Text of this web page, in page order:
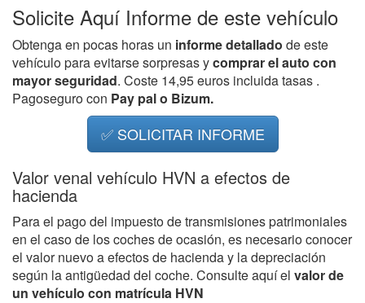
Solicite Aquí Informe de este vehículo
Obtenga en pocas horas un informe detallado de este
vehículo para evitarse sorpresas ycomprar el auto con
mayor seguridad. Coste 14,95 euros incluida tasas .
Pagoseguro con Pay pal o Bizum.
✅ SOLICITAR INFORME
Valor venal vehículo HVN a efectos de
hacienda
Para el pago del impuesto de transmisiones patrimoniales
en el caso de los coches de ocasión, es necesario conocer
el valor nuevo a efectos de hacienda y la depreciación
según la antigüedad del coche. Consulte aquí el valor de
un vehículo con matrícula HVN